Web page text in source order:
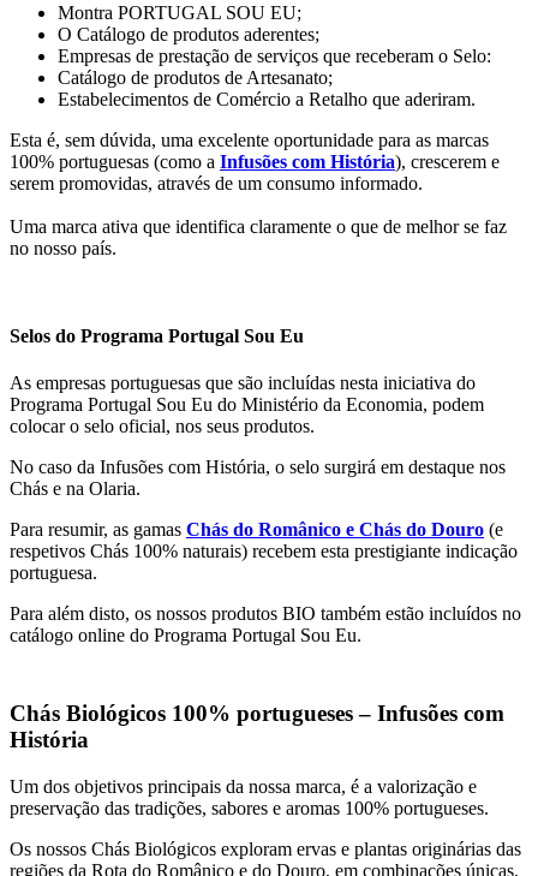
Montra PORTUGAL SOU EU;
O Catálogo de produtos aderentes;
Empresas de prestação de serviços que receberam o Selo:
Catálogo de produtos de Artesanato;
Estabelecimentos de Comércio a Retalho que aderiram.
Esta é, sem dúvida, uma excelente oportunidade para as marcas
100% portuguesas (como a Infusões com História), crescerem e
serem promovidas, através de um consumo informado.
Uma marca ativa que identifica claramente o que de melhor se faz
no nosso país.
Selos do Programa Portugal Sou Eu
As empresas portuguesas que são incluídas nesta iniciativa do
Programa Portugal Sou Eu do Ministério da Economia, podem
colocar o selo oficial, nos seus produtos.
No caso da Infusões com História, o selo surgirá em destaque nos
Chás e na Olaria.
Para resumir, as gamas Chás do Românico e Chás do Douro (e
respetivos Chás 100% naturais) recebem esta prestigiante indicação
portuguesa.
Para além disto, os nossos produtos BIO também estão incluídos no
catálogo online do Programa Portugal Sou Eu.
Chás Biológicos 100% portugueses – Infusões com
História
Um dos objetivos principais da nossa marca, é a valorização e
preservação das tradições, sabores e aromas 100% portugueses.
Os nossos Chás Biológicos exploram ervas e plantas originárias das
regiões da Rota do Românico e do Douro, em combinações únicas,